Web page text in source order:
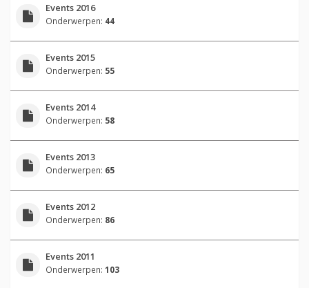
Events 2016
Onderwerpen: 44
Events 2015
Onderwerpen: 55
Events 2014
Onderwerpen: 58
Events 2013
Onderwerpen: 65
Events 2012
Onderwerpen: 86
Events 2011
Onderwerpen: 103